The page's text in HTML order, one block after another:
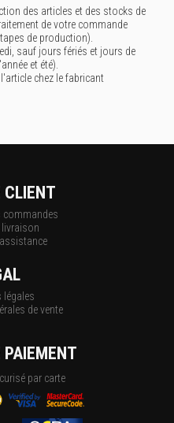
des articles et des stocks de
de votre commande
de production).
sauf jours fériés et jours de
et été).
chez le fabricant
CLIENT
commandes
livraison
légales
de vente
PAIEMENT
par carte